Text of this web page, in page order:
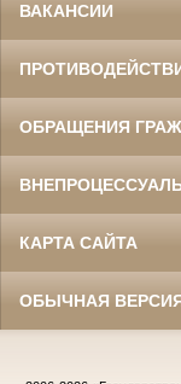
ВАКАНСИИ
ОБРАЩЕНИЯ
КАРТА САЙТА
ОБЫЧНАЯ